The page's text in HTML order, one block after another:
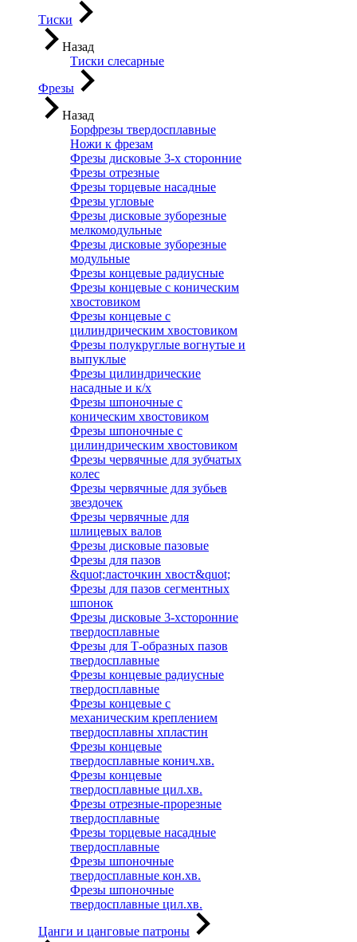
Тиски
Назад
Тиски слесарные
Фрезы
Назад
Борфрезы твердосплавные
Ножи к фрезам
Фрезы дисковые 3-х сторонние
Фрезы отрезные
Фрезы торцевые насадные
Фрезы угловые
Фрезы дисковые зуборезные
мелкомодульные
Фрезы дисковые зуборезные
модульные
Фрезы концевые радиусные
Фрезы концевые с коническим
хвостовиком
Фрезы концевые с
цилиндрическим хвостовиком
Фрезы полукруглые вогнутые и
выпуклые
Фрезы цилиндрические
насадные и к/х
Фрезы шпоночные с
коническим хвостовиком
Фрезы шпоночные с
цилиндрическим хвостовиком
Фрезы червячные для зубчатых
колес
Фрезы червячные для зубьев
звездочек
Фрезы червячные для
шлицевых валов
Фрезы дисковые пазовые
Фрезы для пазов
&quot;ласточкин хвост&quot;
Фрезы для пазов сегментных
шпонок
Фрезы дисковые 3-хсторонние
твердосплавные
Фрезы для Т-образных пазов
твердосплавные
Фрезы концевые радиусные
твердосплавные
Фрезы концевые с
механическим креплением
твердосплавны хпластин
Фрезы концевые
твердосплавные конич.хв.
Фрезы концевые
твердосплавные цил.хв.
Фрезы отрезные-прорезные
твердосплавные
Фрезы торцевые насадные
твердосплавные
Фрезы шпоночные
твердосплавные кон.хв.
Фрезы шпоночные
твердосплавные цил.хв.
Цанги и цанговые патроны